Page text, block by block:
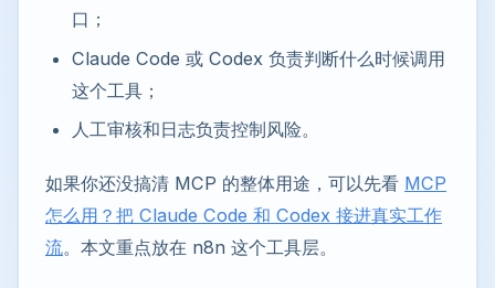
口；
Claude Code 或 Codex 负责判断什么时候调用
这个工具；
人工审核和日志负责控制风险。
如果你还没搞清 MCP 的整体用途，可以先看 MCP
怎么用？把 Claude Code 和 Codex 接进真实工作
流。本文重点放在 n8n 这个工具层。